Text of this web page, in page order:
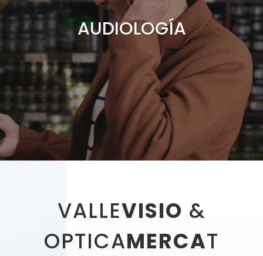
AUDIOLOGÍA
VALLEVISIO &
OPTICAMERCAT